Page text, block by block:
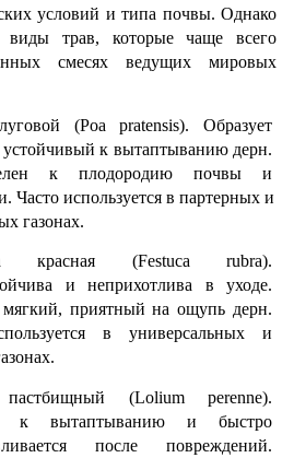
условий и типа почвы. Однако
виды трав, которые чаще всего
смесях ведущих мировых
(Poa pratensis). Образует
к вытаптыванию дерн.
к плодородию почвы и
Часто используется в партерных и
газонах.
красная (Festuca rubra).
и неприхотлива в уходе.
мягкий, приятный на ощупь дерн.
в универсальных и
пастбищный (Lolium perenne).
к вытаптыванию и быстро
после повреждений.